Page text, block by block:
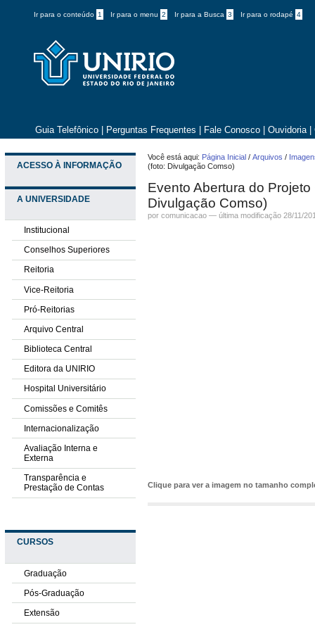
Ir para o conteúdo 1 Ir para o menu 2 Ir para a Busca 3 Ir para o rodapé 4
Guia Telefônico Perguntas Frequentes Fale Conosco Ouvidoria
ACESSO À INFORMAÇÃO
A UNIVERSIDADE
Institucional
Conselhos Superiores
Reitoria
Vice-Reitoria
Pró-Reitorias
Arquivo Central
Biblioteca Central
Editora da UNIRIO
Hospital Universitário
Comissões e Comitês
Internacionalização
Avaliação Interna e
Externa
Transparência e
Prestação de Contas
CURSOS
Graduação
Pós-Graduação
Extensão
Você está aqui: Página Inicial /Arquivos /
(foto: Divulgação Comso)
Evento Abertura do
Divulgação Comso)
por comunicacao —última modificação 28/11/
Clique para ver a imagem no tamanho